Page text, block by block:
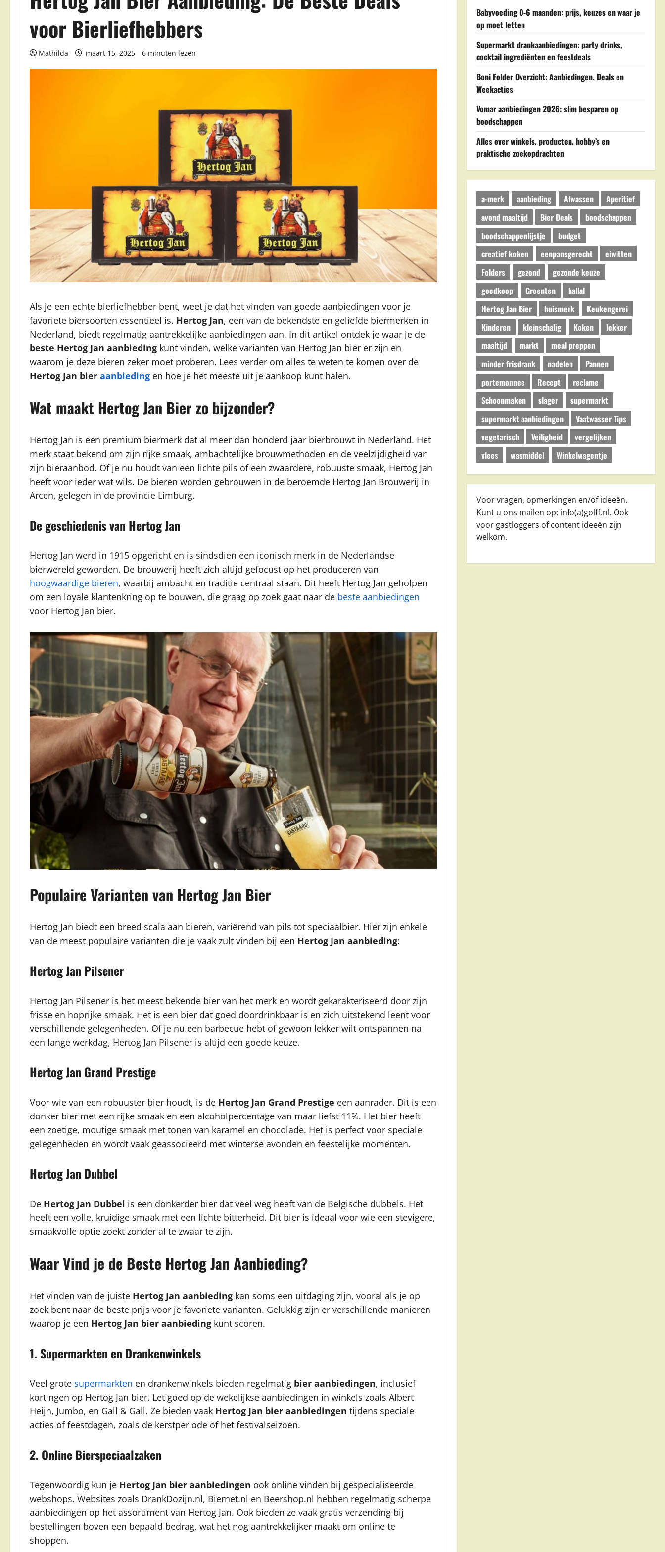
voor Bierliefhebbers
Mathilda maart 15, 2025 6 minuten lezen
Als je een echte bierliefhebber bent, weet je dat het vinden van goede aanbiedingen voor je
favoriete biersoorten essentieel is. Hertog Jan, een van de bekendste en geliefde biermerken in
Nederland, biedt regelmatig aantrekkelijke aanbiedingen aan. In dit artikel ontdek je waar je de
beste Hertog Jan aanbieding kunt vinden, welke varianten van Hertog Jan bier er zijn en
waarom je deze bieren zeker moet proberen. Lees verder om alles te weten te komen over de
Hertog Jan bier aanbieding en hoe je het meeste uit je aankoop kunt halen.
Wat maakt Hertog Jan Bier zo bijzonder?
Hertog Jan is een premium biermerk dat al meer dan honderd jaar bierbrouwt in Nederland. Het
merk staat bekend om zijn rijke smaak, ambachtelijke brouwmethoden en de veelzijdigheid van
zijn bieraanbod. Of je nu houdt van een lichte pils of een zwaardere, robuuste smaak, Hertog Jan
heeft voor ieder wat wils. De bieren worden gebrouwen in de beroemde Hertog Jan Brouwerij in
Arcen, gelegen in de provincie Limburg.
De geschiedenis van Hertog Jan
Hertog Jan werd in 1915 opgericht en is sindsdien een iconisch merk in de Nederlandse
bierwereld geworden. De brouwerij heeft zich altijd gefocust op het produceren van
hoogwaardige bieren, waarbij ambacht en traditie centraal staan. Dit heeft Hertog Jan geholpen
om een loyale klantenkring op te bouwen, die graag op zoek gaat naar de beste aanbiedingen
voor Hertog Jan bier.
Populaire Varianten van Hertog Jan Bier
Hertog Jan biedt een breed scala aan bieren, variërend van pils tot speciaalbier. Hier zijn enkele
van de meest populaire varianten die je vaak zult vinden bij een Hertog Jan aanbieding:
Hertog Jan Pilsener
Hertog Jan Pilsener is het meest bekende bier van het merk en wordt gekarakteriseerd door zijn
frisse en hoprijke smaak. Het is een bier dat goed doordrinkbaar is en zich uitstekend leent voor
verschillende gelegenheden. Of je nu een barbecue hebt of gewoon lekker wilt ontspannen na
een lange werkdag, Hertog Jan Pilsener is altijd een goede keuze.
Hertog Jan Grand Prestige
Voor wie van een robuuster bier houdt, is de Hertog Jan Grand Prestige een aanrader. Dit is een
donker bier met een rijke smaak en een alcoholpercentage van maar liefst 11%. Het bier heeft
een zoetige, moutige smaak met tonen van karamel en chocolade. Het is perfect voor speciale
gelegenheden en wordt vaak geassocieerd met winterse avonden en feestelijke momenten.
Hertog Jan Dubbel
De Hertog Jan Dubbel is een donkerder bier dat veel weg heeft van de Belgische dubbels. Het
heeft een volle, kruidige smaak met een lichte bitterheid. Dit bier is ideaal voor wie een stevigere,
smaakvolle optie zoekt zonder al te zwaar te zijn.
Waar Vind je de Beste Hertog Jan Aanbieding?
Het vinden van de juiste Hertog Jan aanbieding kan soms een uitdaging zijn, vooral als je op
zoek bent naar de beste prijs voor je favoriete varianten. Gelukkig zijn er verschillende manieren
waarop je een Hertog Jan bier aanbieding kunt scoren.
1. Supermarkten en Drankenwinkels
Veel grote supermarkten en drankenwinkels bieden regelmatig bier aanbiedingen, inclusief
kortingen op Hertog Jan bier. Let goed op de wekelijkse aanbiedingen in winkels zoals Albert
Heijn, Jumbo, en Gall & Gall. Ze bieden vaak Hertog Jan bier aanbiedingen tijdens speciale
acties of feestdagen, zoals de kerstperiode of het festivalseizoen.
2. Online Bierspeciaalzaken
Tegenwoordig kun je Hertog Jan bier aanbiedingen ook online vinden bij gespecialiseerde
webshops. Websites zoals DrankDozijn.nl, Biernet.nl en Beershop.nl hebben regelmatig scherpe
aanbiedingen op het assortiment van Hertog Jan. Ook bieden ze vaak gratis verzending bij
bestellingen boven een bepaald bedrag, wat het nog aantrekkelijker maakt om online te
shoppen.
Babyvoeding 0-6 maanden: prijs, keuzes en waar je
op moet letten
Supermarkt drankaanbiedingen: party drinks,
cocktail ingrediënten en feestdeals
Boni Folder Overzicht: Aanbiedingen, Deals en
Weekacties
Vomar aanbiedingen 2026: slim besparen op
boodschappen
Alles over winkels, producten, hobby’s en
praktische zoekopdrachten
a-merk aanbieding Afwassen
Aperitief
avond maaltijd
Bier Deals
boodschappen
boodschappenlijstje
budget
creatief koken
eenpansgerecht
eiwitten
Folders
gezond
gezonde keuze
goedkoop
Groenten
hallal
Hertog Jan Bier
huismerk
Keukengerei
Kinderen
kleinschalig Koken
lekker
maaltijd
markt
meal preppen
minder frisdrank
nadelen
Pannen
portemonnee
Recept
reclame
Schoonmaken
slager
supermarkt
supermarkt aanbiedingen
Vaatwasser Tips
vegetarisch
Veiligheid
vergelijken
vlees
wasmiddel Winkelwagentje
Voor vragen, opmerkingen en/of ideeën.
Kunt u ons mailen op: info(a)golff.nl. Ook
voor gastloggers of content ideeën zijn
welkom.